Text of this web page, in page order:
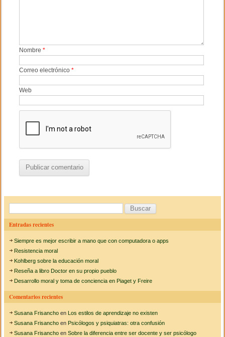
Nombre*
Correo electrónico*
Web
u
c
a
Entradas recientes
Siempre es mejor escribir a mano que con computadora o apps
Resistencia moral
Kohlberg sobre la educación moral
Reseña a libro Doctor en su propio pueblo
Desarrollo moral y toma de conciencia en Piaget y Freire
Comentarios recientes
Susana Frisancho enLos estilos de aprendizaje no existen
Susana Frisancho enPsicólogos y psiquiatras: otra confusión
Susana Frisancho enSobre la diferencia entre ser docente y ser psicólogo